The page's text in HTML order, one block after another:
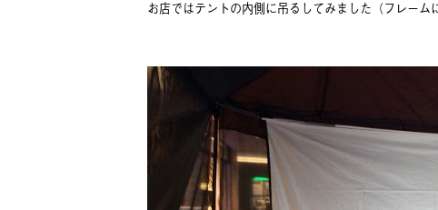
お店ではテントの内側に吊るしてみました（フレーム